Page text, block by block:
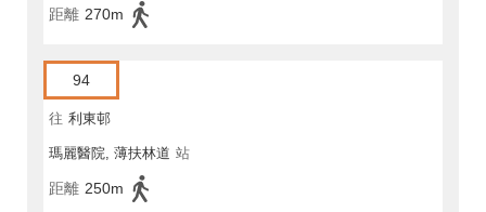
距離 270m
94
往 利東邨
瑪麗醫院, 薄扶林道 站
距離 250m